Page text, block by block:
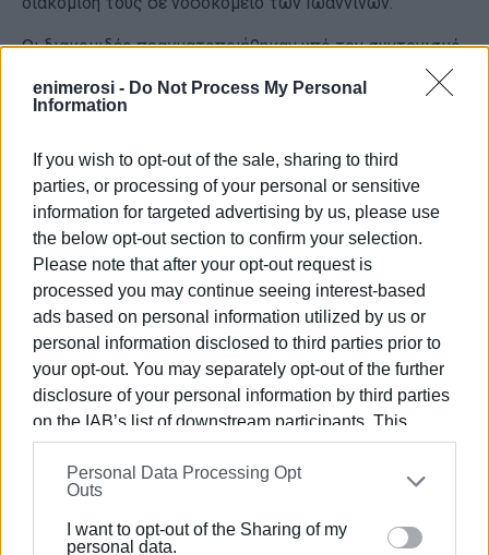
enimerosi - Do Not Process My Personal
Information
If you wish to opt-out of the sale, sharing to third
parties, or processing of your personal or sensitive
information for targeted advertising by us, please use
the below opt-out section to confirm your selection.
Please note that after your opt-out request is
processed you may continue seeing interest-based
ads based on personal information utilized by us or
personal information disclosed to third parties prior to
your opt-out. You may separately opt-out of the further
disclosure of your personal information by third parties
on the IAB’s list of downstream participants. This
information may also be disclosed by us to third parties
on theIAB’s List of Downstream Participants
that may
further disclose it to other third parties.
Please note that this website/app uses one or more
Personal Data Processing Opt
Outs
I want to opt-out of the Sharing of my
personal data.
Οι διακομιδές πραγματοποιήθηκαν υπό τον συντονισμό
του Κέντρου Επιχειρήσεων του Λιμενικού Σώματος,
στο πλαίσιο της συνεργασίας με τις υπηρεσίες υγείας
απαιτούν εξειδικευμένη αντιμετώπιση.
Οι συγκεκριμένες επιχειρήσεις αποτελούν μέρος των
τακτικών διακομιδών που πραγματοποιούνται από τα
νησιά προς νοσοκομεία της ηπειρωτικής χώρας, όταν
οι ανάγκες των ασθενών υπερβαίνουν τις δυνατότητες
των τοπικών υγειονομικών δομών ή απαιτείται άμεση
πρόσβαση σε εξειδικευμένες ιατρικές υπηρεσίες.
Εμφανίσεις: 2038